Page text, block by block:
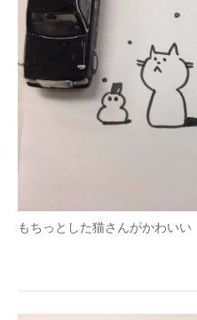
ちょっと気になるネットの話題
もちっとした猫さんがかわいい